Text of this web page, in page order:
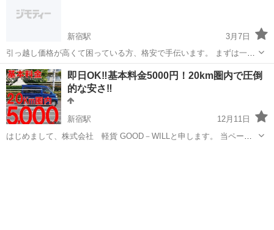
新宿駅
3月7日
引っ越し価格が高くて困っている方、格安で手伝います。 まずは一度
ご相談下さい。
東京 新宿区 新宿駅 引っ越し 格安
即日OK‼️基本料金5000円！20km圏内で圧倒
的な安さ‼️
新宿駅
12月11日
はじめまして、株式会社 軽貨 GOOD－WILLと申します。 当ページ